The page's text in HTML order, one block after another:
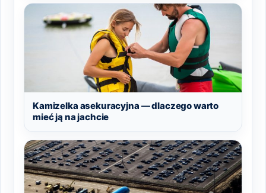
Kamizelka asekuracyjna — dlaczego warto
mieć ją na jachcie